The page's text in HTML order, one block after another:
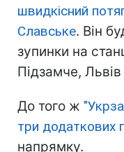
швидкісний
Славське. Він
зупинки на
Підзамче,
До того ж
три додаткових
напрямку.